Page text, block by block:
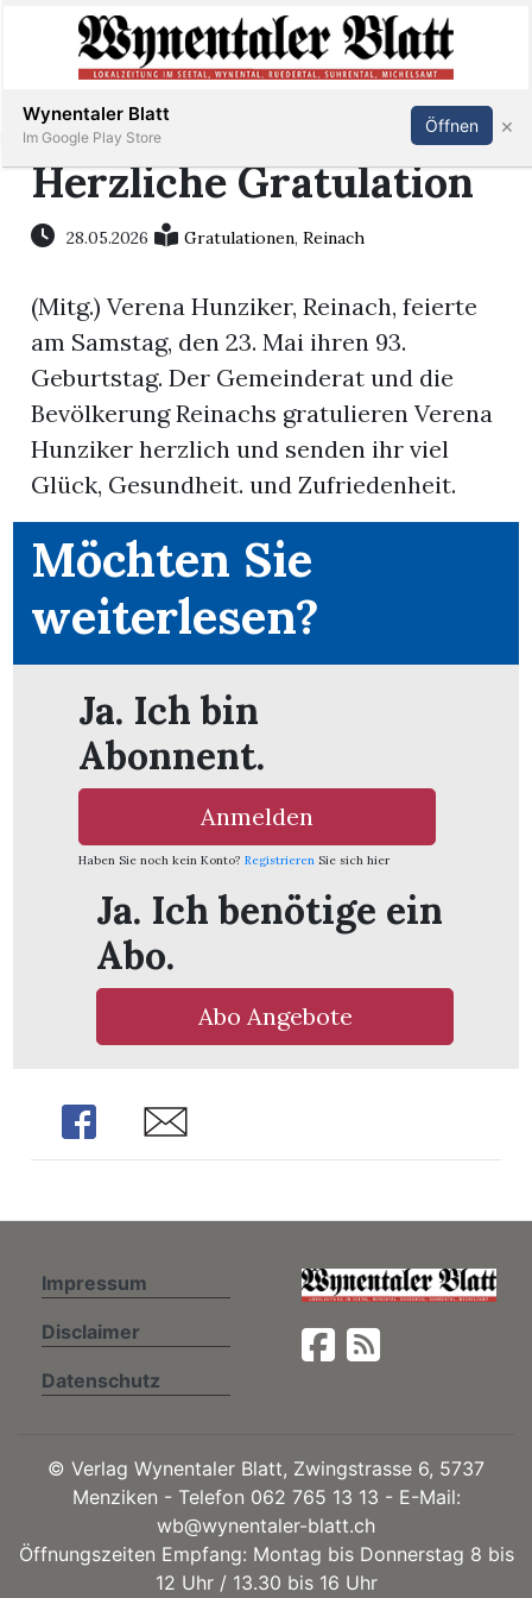
Immobilien
Veranstaltungen
Stellen
E-
Paper
App
Abonnieren Anmelden
Herzliche Gratulation
28.05.2026 Gratulationen,Reinach
(Mitg.) Verena Hunziker, Reinach, feierte
am Samstag, den 23. Mai ihren 93.
Geburtstag. Der Gemeinderat und die
Bevölkerung Reinachs gratulieren Verena
Hunziker herzlich und senden ihr viel
Glück, Gesundheit. und Zufriedenheit.
Möchten Sie
weiterlesen?
Ja. Ich bin
Abonnent.
Anmelden
Haben Sie noch kein Konto? Registrieren Sie sich hier
Ja. Ich benötige ein
Abo.
Abo Angebote
Share Share
Impressum
Disclaimer
Datenschutz
© Verlag Wynentaler Blatt, Zwingstrasse 6, 5737
Menziken - Telefon 062 765 13 13 - E-Mail:
wb@wynentaler-blatt.ch
Öffnungszeiten Empfang: Montag bis Donnerstag 8 bis
12 Uhr / 13.30 bis 16 Uhr
Wynentaler Blatt
Im Google Play Store
Öffnen ×